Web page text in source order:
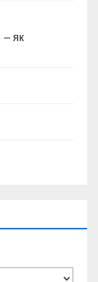
– як